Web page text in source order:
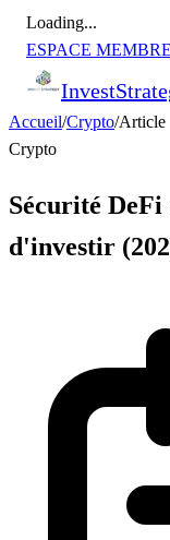
Loading...
ESPACE MEMBRE
Invest
Accueil/Crypto/Article
Crypto
Sécurité
d'investir